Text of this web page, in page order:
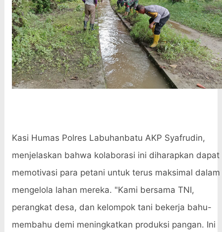
Kasi Humas Polres Labuhanbatu AKP Syafrudin,
menjelaskan bahwa kolaborasi ini diharapkan dapat
memotivasi para petani untuk terus maksimal dalam
mengelola lahan mereka. "Kami bersama TNI,
perangkat desa, dan kelompok tani bekerja bahu-
membahu demi meningkatkan produksi pangan. Ini